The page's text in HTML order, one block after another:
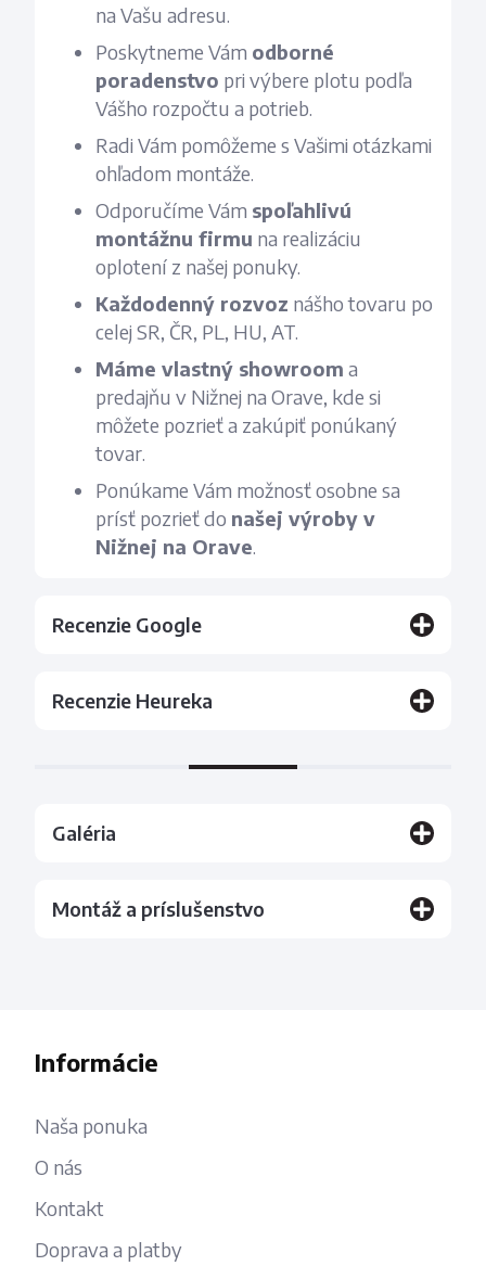
na Vašu adresu.
Poskytneme Vám odborné
poradenstvo pri výbere plotu podľa
Vášho rozpočtu a potrieb.
Radi Vám pomôžeme s Vašimi otázkami
ohľadom montáže.
Odporučíme Vám spoľahlivú
montážnu firmu na realizáciu
oplotení z našej ponuky.
Každodenný rozvoz nášho tovaru po
celej SR, ČR, PL, HU, AT.
Máme vlastný showroom a
predajňu v Nižnej na Orave, kde si
môžete pozrieť a zakúpiť ponúkaný
tovar.
Ponúkame Vám možnosť osobne sa
prísť pozrieť do našej výroby v
Nižnej na Orave
Recenzie Google
Recenzie Heureka
Galéria
Montáž a príslušenstvo
Informácie
Naša ponuka
O nás
Kontakt
Doprava a platby